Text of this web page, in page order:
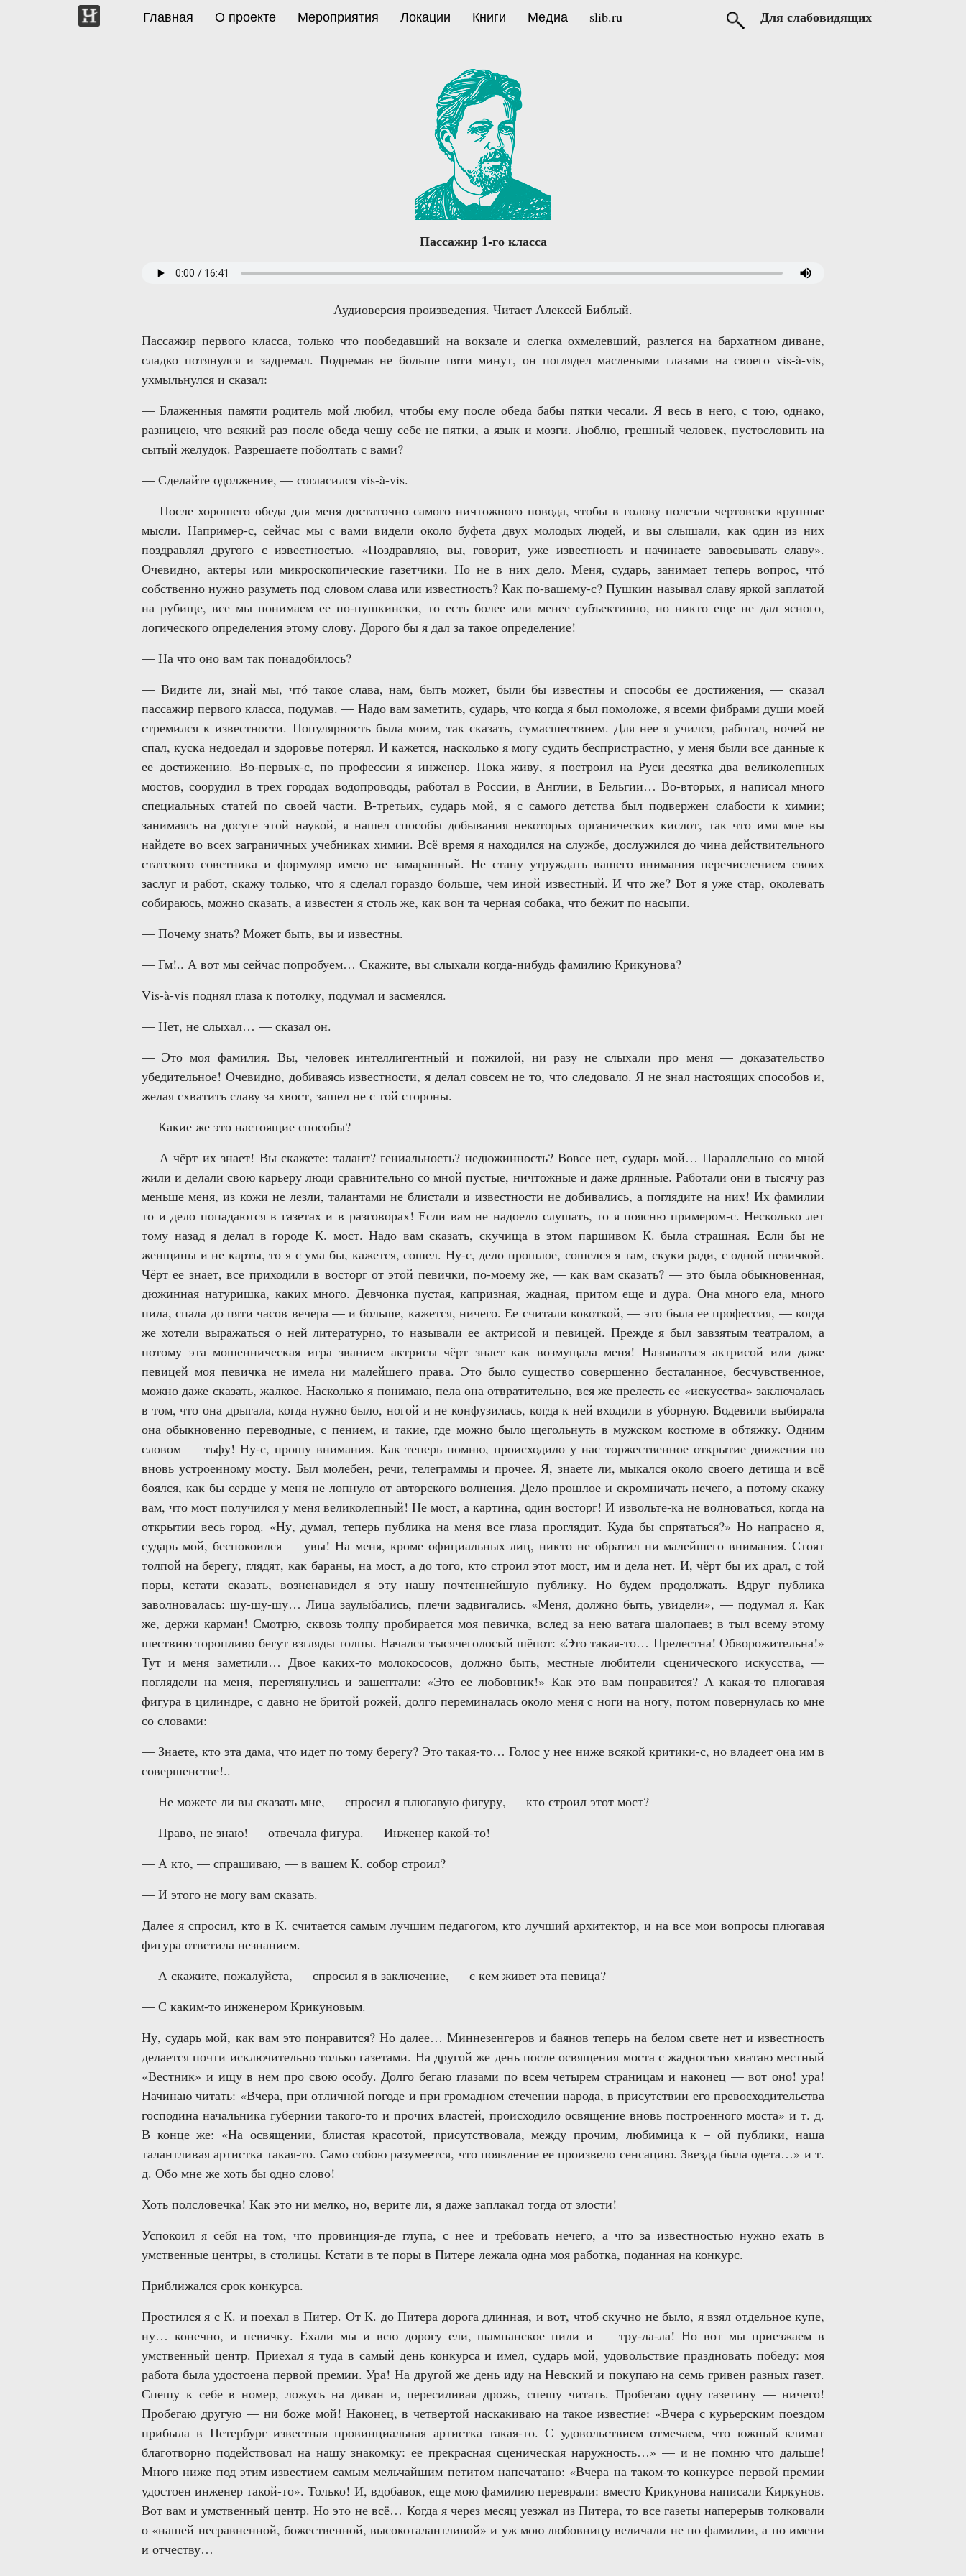
Главная О проекте Мероприятия Локации Книги Медиа slib.ru Для слабовидящих
Пассажир 1-го класса
Аудиоверсия произведения. Читает Алексей Библый.
Пассажир первого класса, только что пообедавший на вокзале и слегка охмелевший, разлегся на бархатном диване,
сладко потянулся и задремал. Подремав не больше пяти минут, он поглядел маслеными глазами на своего vis-à-vis,
ухмыльнулся и сказал:
— Блаженныя памяти родитель мой любил, чтобы ему после обеда бабы пятки чесали. Я весь в него, с тою, однако,
разницею, что всякий раз после обеда чешу себе не пятки, а язык и мозги. Люблю, грешный человек, пустословить на
сытый желудок. Разрешаете поболтать с вами?
— Сделайте одолжение, — согласился vis-à-vis.
— После хорошего обеда для меня достаточно самого ничтожного повода, чтобы в голову полезли чертовски крупные
мысли. Например-с, сейчас мы с вами видели около буфета двух молодых людей, и вы слышали, как один из них
поздравлял другого с известностью. «Поздравляю, вы, говорит, уже известность и начинаете завоевывать славу».
Очевидно, актеры или микроскопические газетчики. Но не в них дело. Меня, сударь, занимает теперь вопрос, чтó
собственно нужно разуметь под словом слава или известность? Как по-вашему-с? Пушкин называл славу яркой заплатой
на рубище, все мы понимаем ее по-пушкински, то есть более или менее субъективно, но никто еще не дал ясного,
логического определения этому слову. Дорого бы я дал за такое определение!
— На что оно вам так понадобилось?
— Видите ли, знай мы, чтó такое слава, нам, быть может, были бы известны и способы ее достижения, — сказал
пассажир первого класса, подумав. — Надо вам заметить, сударь, что когда я был помоложе, я всеми фибрами души моей
стремился к известности. Популярность была моим, так сказать, сумасшествием. Для нее я учился, работал, ночей не
спал, куска недоедал и здоровье потерял. И кажется, насколько я могу судить беспристрастно, у меня были все данные к
ее достижению. Во-первых-с, по профессии я инженер. Пока живу, я построил на Руси десятка два великолепных
мостов, соорудил в трех городах водопроводы, работал в России, в Англии, в Бельгии… Во-вторых, я написал много
специальных статей по своей части. В-третьих, сударь мой, я с самого детства был подвержен слабости к химии;
занимаясь на досуге этой наукой, я нашел способы добывания некоторых органических кислот, так что имя мое вы
найдете во всех заграничных учебниках химии. Всё время я находился на службе, дослужился до чина действительного
статского советника и формуляр имею не замаранный. Не стану утруждать вашего внимания перечислением своих
заслуг и работ, скажу только, что я сделал гораздо больше, чем иной известный. И что же? Вот я уже стар, околевать
собираюсь, можно сказать, а известен я столь же, как вон та черная собака, что бежит по насыпи.
— Почему знать? Может быть, вы и известны.
— Гм!.. А вот мы сейчас попробуем… Скажите, вы слыхали когда-нибудь фамилию Крикунова?
Vis-à-vis поднял глаза к потолку, подумал и засмеялся.
— Нет, не слыхал… — сказал он.
— Это моя фамилия. Вы, человек интеллигентный и пожилой, ни разу не слыхали про меня — доказательство
убедительное! Очевидно, добиваясь известности, я делал совсем не то, что следовало. Я не знал настоящих способов и,
желая схватить славу за хвост, зашел не с той стороны.
— Какие же это настоящие способы?
— А чёрт их знает! Вы скажете: талант? гениальность? недюжинность? Вовсе нет, сударь мой… Параллельно со мной
жили и делали свою карьеру люди сравнительно со мной пустые, ничтожные и даже дрянные. Работали они в тысячу раз
меньше меня, из кожи не лезли, талантами не блистали и известности не добивались, а поглядите на них! Их фамилии
то и дело попадаются в газетах и в разговорах! Если вам не надоело слушать, то я поясню примером-с. Несколько лет
тому назад я делал в городе К. мост. Надо вам сказать, скучища в этом паршивом К. была страшная. Если бы не
женщины и не карты, то я с ума бы, кажется, сошел. Ну-с, дело прошлое, сошелся я там, скуки ради, с одной певичкой.
Чёрт ее знает, все приходили в восторг от этой певички, по-моему же, — как вам сказать? — это была обыкновенная,
дюжинная натуришка, каких много. Девчонка пустая, капризная, жадная, притом еще и дура. Она много ела, много
пила, спала до пяти часов вечера — и больше, кажется, ничего. Ее считали кокоткой, — это была ее профессия, — когда
же хотели выражаться о ней литературно, то называли ее актрисой и певицей. Прежде я был завзятым театралом, а
потому эта мошенническая игра званием актрисы чёрт знает как возмущала меня! Называться актрисой или даже
певицей моя певичка не имела ни малейшего права. Это было существо совершенно бесталанное, бесчувственное,
можно даже сказать, жалкое. Насколько я понимаю, пела она отвратительно, вся же прелесть ее «искусства» заключалась
в том, что она дрыгала, когда нужно было, ногой и не конфузилась, когда к ней входили в уборную. Водевили выбирала
она обыкновенно переводные, с пением, и такие, где можно было щегольнуть в мужском костюме в обтяжку. Одним
словом — тьфу! Ну-с, прошу внимания. Как теперь помню, происходило у нас торжественное открытие движения по
вновь устроенному мосту. Был молебен, речи, телеграммы и прочее. Я, знаете ли, мыкался около своего детища и всё
боялся, как бы сердце у меня не лопнуло от авторского волнения. Дело прошлое и скромничать нечего, а потому скажу
вам, что мост получился у меня великолепный! Не мост, а картина, один восторг! И извольте-ка не волноваться, когда на
открытии весь город. «Ну, думал, теперь публика на меня все глаза проглядит. Куда бы спрятаться?» Но напрасно я,
сударь мой, беспокоился — увы! На меня, кроме официальных лиц, никто не обратил ни малейшего внимания. Стоят
толпой на берегу, глядят, как бараны, на мост, а до того, кто строил этот мост, им и дела нет. И, чёрт бы их драл, с той
поры, кстати сказать, возненавидел я эту нашу почтеннейшую публику. Но будем продолжать. Вдруг публика
заволновалась: шу-шу-шу… Лица заулыбались, плечи задвигались. «Меня, должно быть, увидели», — подумал я. Как
же, держи карман! Смотрю, сквозь толпу пробирается моя певичка, вслед за нею ватага шалопаев; в тыл всему этому
шествию торопливо бегут взгляды толпы. Начался тысячеголосый шёпот: «Это такая-то… Прелестна! Обворожительна!»
Тут и меня заметили… Двое каких-то молокососов, должно быть, местные любители сценического искусства, —
поглядели на меня, переглянулись и зашептали: «Это ее любовник!» Как это вам понравится? А какая-то плюгавая
фигура в цилиндре, с давно не бритой рожей, долго переминалась около меня с ноги на ногу, потом повернулась ко мне
со словами:
— Знаете, кто эта дама, что идет по тому берегу? Это такая-то… Голос у нее ниже всякой критики-с, но владеет она им в
совершенстве!..
— Не можете ли вы сказать мне, — спросил я плюгавую фигуру, — кто строил этот мост?
— Право, не знаю! — отвечала фигура. — Инженер какой-то!
— А кто, — спрашиваю, — в вашем К. собор строил?
— И этого не могу вам сказать.
Далее я спросил, кто в К. считается самым лучшим педагогом, кто лучший архитектор, и на все мои вопросы плюгавая
фигура ответила незнанием.
— А скажите, пожалуйста, — спросил я в заключение, — с кем живет эта певица?
— С каким-то инженером Крикуновым.
Ну, сударь мой, как вам это понравится? Но далее… Миннезенгеров и баянов теперь на белом свете нет и известность
делается почти исключительно только газетами. На другой же день после освящения моста с жадностью хватаю местный
«Вестник» и ищу в нем про свою особу. Долго бегаю глазами по всем четырем страницам и наконец — вот оно! ура!
Начинаю читать: «Вчера, при отличной погоде и при громадном стечении народа, в присутствии его превосходительства
господина начальника губернии такого-то и прочих властей, происходило освящение вновь построенного моста» и т. д.
В конце же: «На освящении, блистая красотой, присутствовала, между прочим, любимица к – ой публики, наша
талантливая артистка такая-то. Само собою разумеется, что появление ее произвело сенсацию. Звезда была одета…» и т.
д. Обо мне же хоть бы одно слово!
Хоть полсловечка! Как это ни мелко, но, верите ли, я даже заплакал тогда от злости!
Успокоил я себя на том, что провинция-де глупа, с нее и требовать нечего, а что за известностью нужно ехать в
умственные центры, в столицы. Кстати в те поры в Питере лежала одна моя работка, поданная на конкурс.
Приближался срок конкурса.
Простился я с К. и поехал в Питер. От К. до Питера дорога длинная, и вот, чтоб скучно не было, я взял отдельное купе,
ну… конечно, и певичку. Ехали мы и всю дорогу ели, шампанское пили и — тру-ла-ла! Но вот мы приезжаем в
умственный центр. Приехал я туда в самый день конкурса и имел, сударь мой, удовольствие праздновать победу: моя
работа была удостоена первой премии. Ура! На другой же день иду на Невский и покупаю на семь гривен разных газет.
Спешу к себе в номер, ложусь на диван и, пересиливая дрожь, спешу читать. Пробегаю одну газетину — ничего!
Пробегаю другую — ни боже мой! Наконец, в четвертой наскакиваю на такое известие: «Вчера с курьерским поездом
прибыла в Петербург известная провинциальная артистка такая-то. С удовольствием отмечаем, что южный климат
благотворно подействовал на нашу знакомку: ее прекрасная сценическая наружность…» — и не помню что дальше!
Много ниже под этим известием самым мельчайшим петитом напечатано: «Вчера на таком-то конкурсе первой премии
удостоен инженер такой-то». Только! И, вдобавок, еще мою фамилию переврали: вместо Крикунова написали Киркунов.
Вот вам и умственный центр. Но это не всё… Когда я через месяц уезжал из Питера, то все газеты наперерыв толковали
о «нашей несравненной, божественной, высокоталантливой» и уж мою любовницу величали не по фамилии, а по имени
и отчеству…